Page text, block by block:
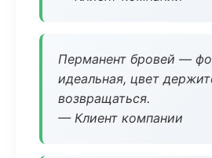
Перманент бровей —
идеальная, цвет
возвращаться.
— Клиент компании